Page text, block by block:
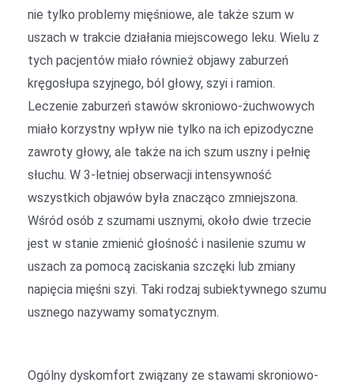
nie tylko problemy mięśniowe, ale także szum w
uszach w trakcie działania miejscowego leku. Wielu z
tych pacjentów miało również objawy zaburzeń
kręgosłupa szyjnego, ból głowy, szyi i ramion.
Leczenie zaburzeń stawów skroniowo-żuchwowych
miało korzystny wpływ nie tylko na ich epizodyczne
zawroty głowy, ale także na ich szum uszny i pełnię
słuchu. W 3-letniej obserwacji intensywność
wszystkich objawów była znacząco zmniejszona.
Wśród osób z szumami usznymi, około dwie trzecie
jest w stanie zmienić głośność i nasilenie szumu w
uszach za pomocą zaciskania szczęki lub zmiany
napięcia mięśni szyi. Taki rodzaj subiektywnego szumu
usznego nazywamy somatycznym.
Ogólny dyskomfort związany ze stawami skroniowo-